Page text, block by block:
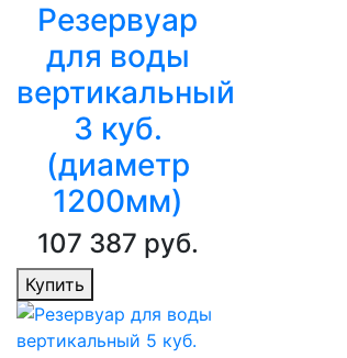
Резервуар
для воды
вертикальный
3 куб.
(диаметр
1200мм)
107 387 руб.
Купить